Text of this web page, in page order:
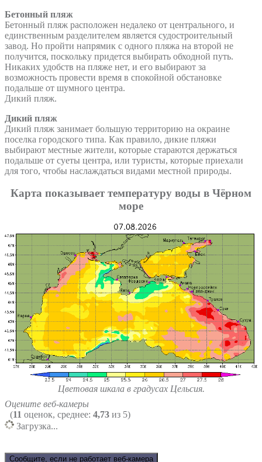
Бетонный пляж
Бетонный пляж расположен недалеко от центрального, и
единственным разделителем является судостроительный
завод. Но пройти напрямик с одного пляжа на второй не
получится, поскольку придется выбирать обходной путь.
Никаких удобств на пляже нет, и его выбирают за
возможность провести время в спокойной обстановке
подальше от шумного центра.
Дикий пляж.
Дикий пляж
Дикий пляж занимает большую территорию на окраине
поселка городского типа. Как правило, дикие пляжи
выбирают местные жители, которые стараются держаться
подальше от суеты центра, или туристы, которые приехали
для того, чтобы наслаждаться видами местной природы.
Карта показывает температуру воды в Чёрном
море
Цветовая шкала в градусах Цельсия.
Оцените веб-камеры
(11 оценок, среднее: 4,73 из 5)
Загрузка...
Сообщите, если не работает веб-камера